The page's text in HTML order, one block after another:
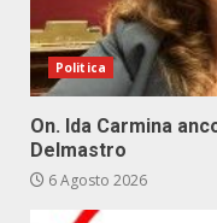
Politica
On. Ida Carmina
Delmastro
6 Agosto 2026